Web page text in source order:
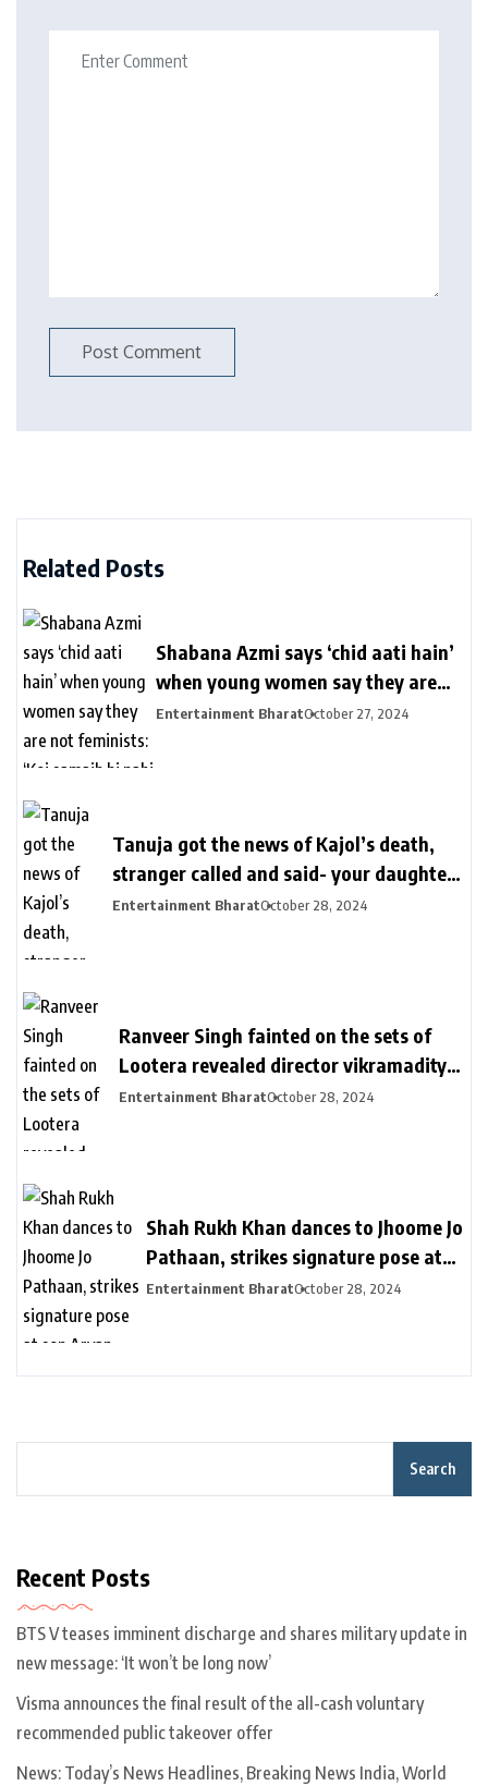
Related Posts
Shabana Azmi says ‘chid aati hain’
when young women say they are
not feminists: ‘Koi samajh hi nahi
Entertainment BharatOctober 27, 2024
Tanuja got the news of Kajol’s death,
stranger called and said- your daughter
killed in a plane crash | तनुजा को मिली थी
Entertainment BharatOctober 28, 2024
Ranveer Singh fainted on the sets of
Lootera revealed director vikramaditya
| लुटेरा के सेट पर बेहोश हुए थे रणवीर सिंह: सीन
Entertainment BharatOctober 28, 2024
Shah Rukh Khan dances to Jhoome Jo
Pathaan, strikes signature pose at
son Aryan Khan’s D’YAVOL event in
Entertainment BharatOctober 28, 2024
Search
Recent Posts
BTS V teases imminent discharge and shares military update in
new message: ‘It won’t be long now’
Visma announces the final result of the all-cash voluntary
recommended public takeover offer
News: Today’s News Headlines, Breaking News India, World